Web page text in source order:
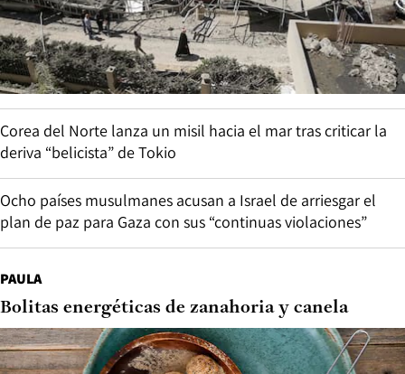
Corea del Norte lanza un misil hacia el mar tras criticar la
deriva “belicista” de Tokio
Ocho países musulmanes acusan a Israel de arriesgar el
plan de paz para Gaza con sus “continuas violaciones”
PAULA
Bolitas energéticas de zanahoria y canela